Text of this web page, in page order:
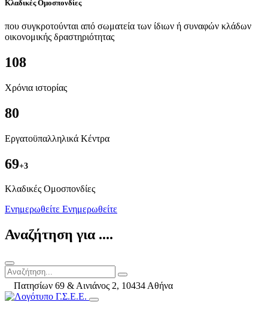
Κλαδικές Ομοσπονδίες
που συγκροτούνται από σωματεία των ίδιων ή συναφών κλάδων
οικονομικής δραστηριότητας
108
Χρόνια ιστορίας
80
Εργατοϋπαλληλικά Κέντρα
69+3
Kλαδικές Ομοσπονδίες
Ενημερωθείτε Ενημερωθείτε
Αναζήτηση για ....
Πατησίων 69 & Αινιάνος 2, 10434 Αθήνα